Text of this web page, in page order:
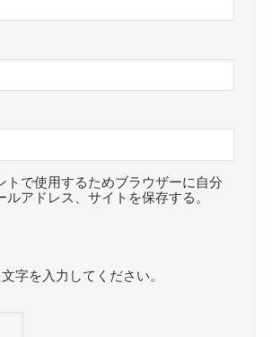
トで使用するためブラウザーに自分
ルアドレス、サイトを保存する。
字を入力してください。